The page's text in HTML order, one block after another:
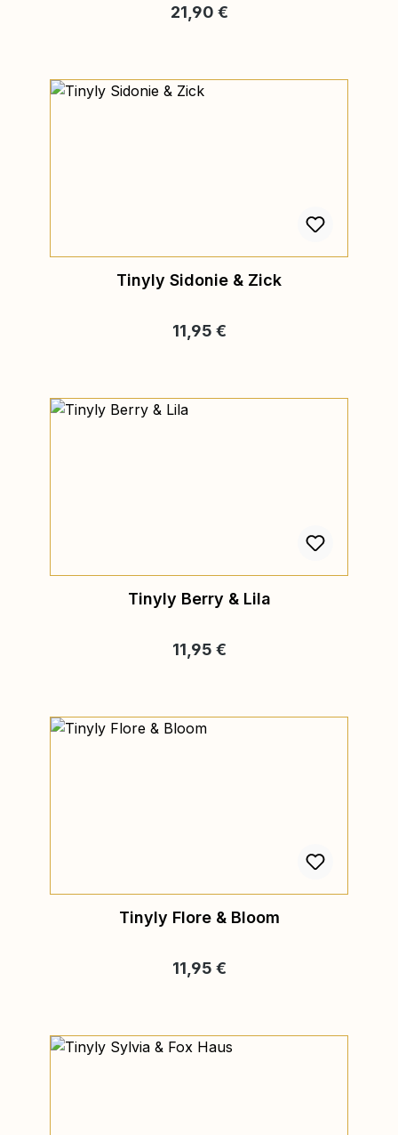
Regulärer Preis:
21,90 €
Tinyly Sidonie & Zick
Regulärer Preis:
11,95 €
Tinyly Berry & Lila
Regulärer Preis:
11,95 €
Tinyly Flore & Bloom
Regulärer Preis:
11,95 €